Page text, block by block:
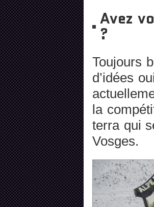
Avez
?
Toujours
d’idées
la
terra qui
Vosges.